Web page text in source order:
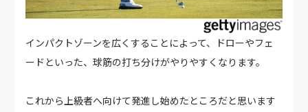
インパクトゾーンを広くすることによって、ドローやフェ
ードといった、球筋の打ち分けがやりやすくなります。
これから上級者へ向けて発進し始めたところだと思います